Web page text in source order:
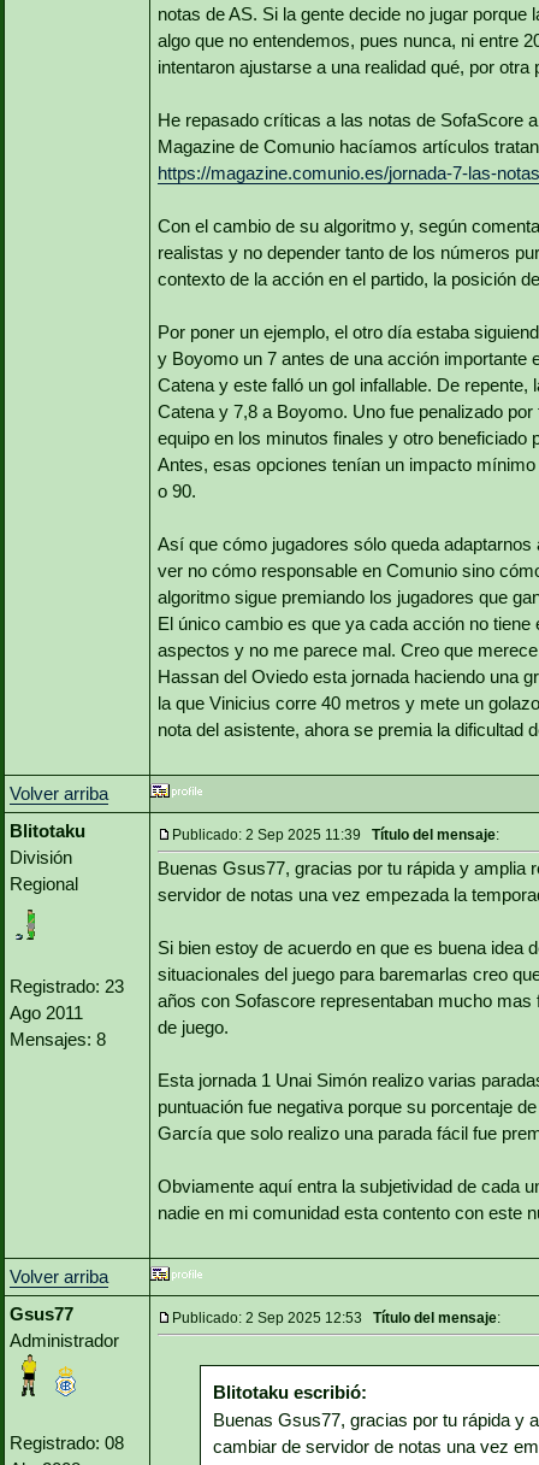
notas de AS. Si la gente decide no jugar
algo que no entendemos, pues nunca, ni entre
intentaron ajustarse a una realidad qué, por
He repasado críticas a las notas de SofaScore
Magazine de Comunio hacíamos artículos
https://magazine.comunio.es/jornada-7-las-
Con el cambio de su algoritmo y, según
realistas y no depender tanto de los números
contexto de la acción en el partido, la posición
Por poner un ejemplo, el otro día estaba
y Boyomo un 7 antes de una acción importante
Catena y este falló un gol infallable. De
Catena y 7,8 a Boyomo. Uno fue penalizado
equipo en los minutos finales y otro
Antes, esas opciones tenían un impacto
o 90.
Así que cómo jugadores sólo queda
ver no cómo responsable en Comunio sino
algoritmo sigue premiando los jugadores que
El único cambio es que ya cada acción no
aspectos y no me parece mal. Creo que
Hassan del Oviedo esta jornada haciendo una
la que Vinicius corre 40 metros y mete un
nota del asistente, ahora se premia la dificultad
Volver arriba
Blitotaku
División
Regional
Registrado: 23
Ago 2011
Mensajes: 8
Publicado: 2 Sep 2025 11:39 Título del mensaje:
Buenas Gsus77, gracias por tu rápida y amplia
servidor de notas una vez empezada la
Si bien estoy de acuerdo en que es buena idea
situacionales del juego para baremarlas creo
años con Sofascore representaban mucho
de juego.
Esta jornada 1 Unai Simón realizo varias
puntuación fue negativa porque su porcentaje
García que solo realizo una parada fácil fue
Obviamente aquí entra la subjetividad de cada
nadie en mi comunidad esta contento con este
Volver arriba
Gsus77
Administrador
Registrado: 08
Publicado: 2 Sep 2025 12:53 Título del mensaje:
Blitotaku escribió:
Buenas Gsus77, gracias por tu rápida y
cambiar de servidor de notas una vez